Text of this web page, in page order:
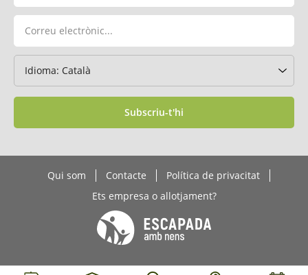
Subscriu-t'hi
Qui som Contacte
Política de privacitat
Ets empresa o allotjament?